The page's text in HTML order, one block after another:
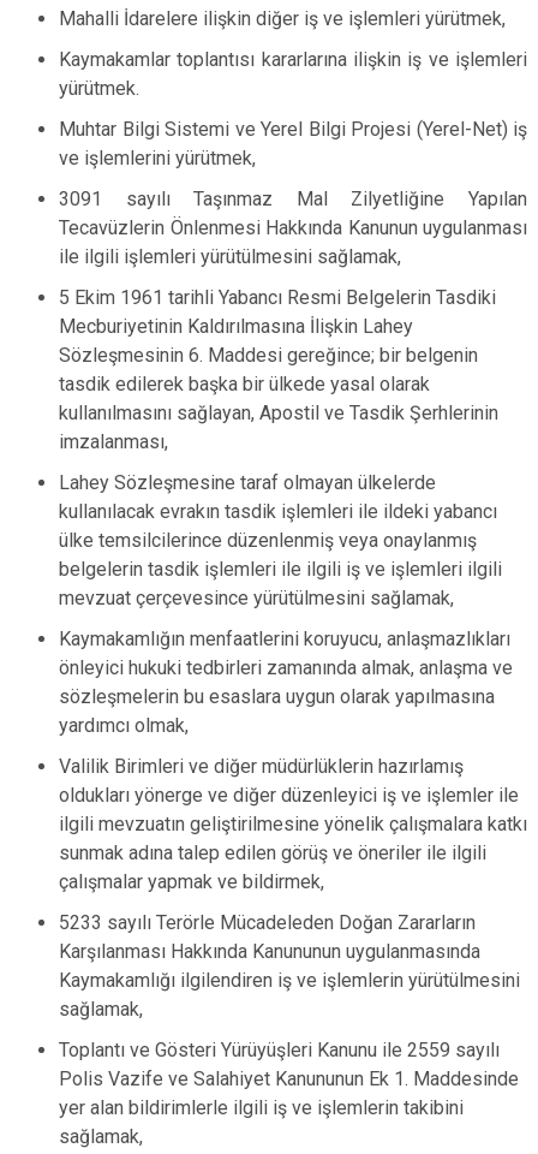
Mahalli İdarelere ilişkin diğer iş ve işlemleri yürütmek,
Kaymakamlar toplantısı kararlarına ilişkin iş ve işlemleri
yürütmek.
Muhtar Bilgi Sistemi ve Yerel Bilgi Projesi (Yerel-Net) iş
ve işlemlerini yürütmek,
3091 sayılı Taşınmaz Mal Zilyetliğine Yapılan
Tecavüzlerin Önlenmesi Hakkında Kanunun uygulanması
ile ilgili işlemleri yürütülmesini sağlamak,
5 Ekim 1961 tarihli Yabancı Resmi Belgelerin Tasdiki
Mecburiyetinin Kaldırılmasına İlişkin Lahey
Sözleşmesinin 6. Maddesi gereğince; bir belgenin
tasdik edilerek başka bir ülkede yasal olarak
kullanılmasını sağlayan, Apostil ve Tasdik Şerhlerinin
imzalanması,
Lahey Sözleşmesine taraf olmayan ülkelerde
kullanılacak evrakın tasdik işlemleri ile ildeki yabancı
ülke temsilcilerince düzenlenmiş veya onaylanmış
belgelerin tasdik işlemleri ile ilgili iş ve işlemleri ilgili
mevzuat çerçevesince yürütülmesini sağlamak,
Kaymakamlığın menfaatlerini koruyucu, anlaşmazlıkları
önleyici hukuki tedbirleri zamanında almak, anlaşma ve
sözleşmelerin bu esaslara uygun olarak yapılmasına
yardımcı olmak,
Valilik Birimleri ve diğer müdürlüklerin hazırlamış
oldukları yönerge ve diğer düzenleyici iş ve işlemler ile
ilgili mevzuatın geliştirilmesine yönelik çalışmalara katkı
sunmak adına talep edilen görüş ve öneriler ile ilgili
çalışmalar yapmak ve bildirmek,
5233 sayılı Terörle Mücadeleden Doğan Zararların
Karşılanması Hakkında Kanununun uygulanmasında
Kaymakamlığı ilgilendiren iş ve işlemlerin yürütülmesini
sağlamak,
Toplantı ve Gösteri Yürüyüşleri Kanunu ile 2559 sayılı
Polis Vazife ve Salahiyet Kanununun Ek 1. Maddesinde
yer alan bildirimlerle ilgili iş ve işlemlerin takibini
sağlamak,